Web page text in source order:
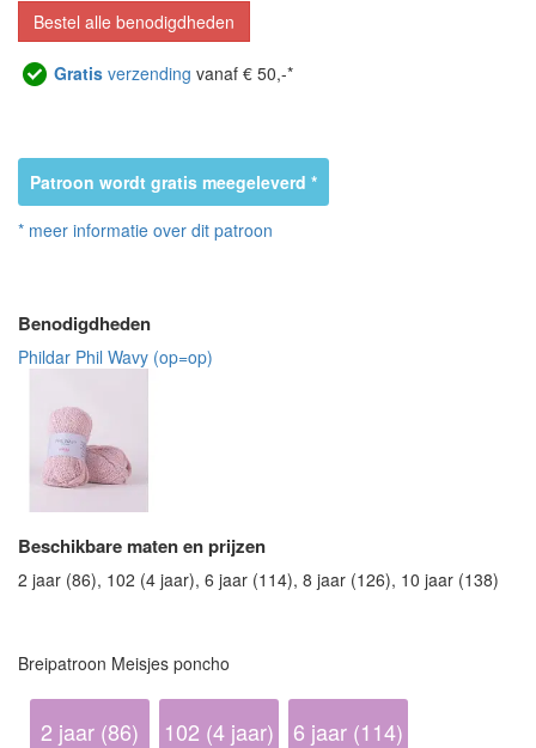
Bestel alle benodigdheden
Gratis verzending vanaf € 50,-*
Patroon wordt gratis meegeleverd *
* meer informatie over dit patroon
Benodigdheden
Phildar Phil Wavy (op=op)
Beschikbare maten en prijzen
2 jaar (86), 102 (4 jaar), 6 jaar (114), 8 jaar (126), 10 jaar (138)
Breipatroon Meisjes poncho
2 jaar (86) 102 (4 jaar) 6 jaar (114)